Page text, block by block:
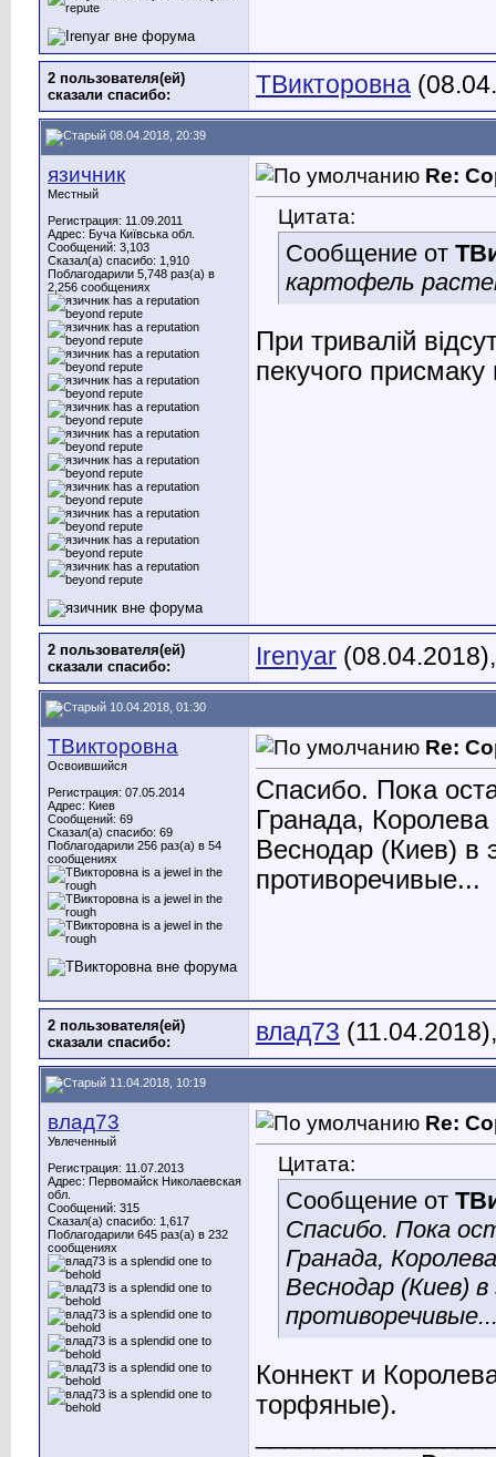
2 пользователя(ей)
сказали cпасибо:
ТВикторовна
08.04.2018, 20:39
язичник
Местный
Регистрация: 11.09.2011
Адрес: Буча Київська обл.
Сообщений: 3,103
Сказал(а) спасибо: 1,910
Поблагодарили 5,748 раз(а) в
2,256 сообщениях
Re:
Цитата:
Сообщение от
картофель
При тривалій
пекучого присмаку
2 пользователя(ей)
сказали cпасибо:
Irenyar
10.04.2018, 01:30
ТВикторовна
Освоившийся
Регистрация: 07.05.2014
Адрес: Киев
Сообщений: 69
Сказал(а) спасибо: 69
Поблагодарили 256 раз(а) в 54
сообщениях
Re:
Спасибо. Пока
Гранада,
Веснодар (Киев) в
противоречивые...
2 пользователя(ей)
сказали cпасибо:
влад73
11.04.2018, 10:19
влад73
Увлеченный
Регистрация: 11.07.2013
Адрес: Первомайск Николаевская
обл.
Сообщений: 315
Сказал(а) спасибо: 1,617
Поблагодарили 645 раз(а) в 232
сообщениях
Re:
Цитата:
Сообщение от
Спасибо. Пока
Гранада,
Веснодар (Киев)
Коннект и
торфяные).